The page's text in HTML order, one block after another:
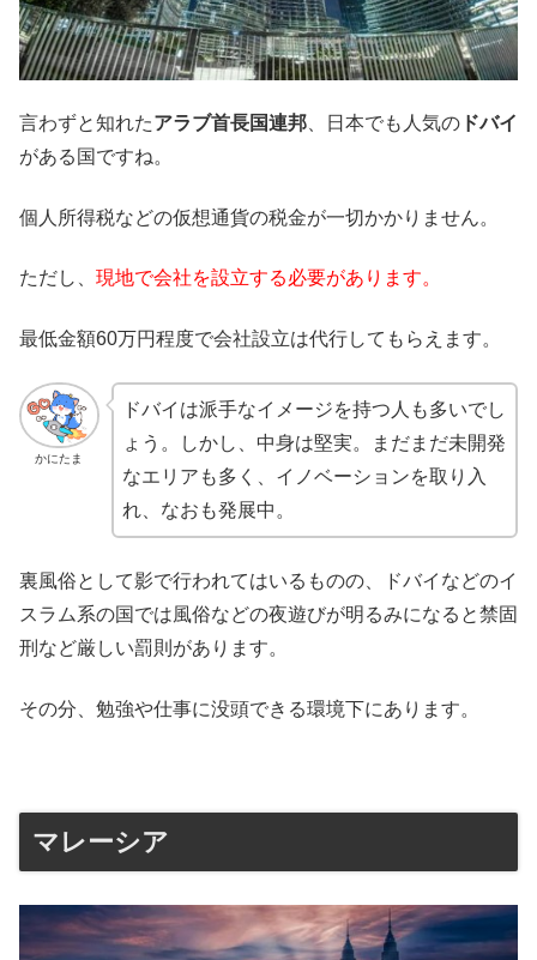
言わずと知れたアラブ首長国連邦 、日本でも人気の ドバイ
がある国ですね。
個人所得税などの仮想通貨の税金が一切かかりません。
ただし、 現地で会社を設立する必要があります。
最低金額60万円程度で会社設立は代行してもらえます。
かにたま
ドバイは派手なイメージを持つ人も多いでし
ょう。しかし、中身は堅実。まだまだ未開発
なエリアも多く、イノベーションを取り入
れ、なおも発展中。
裏風俗として影で行われてはいるものの、ドバイなどのイ
スラム系の国では風俗などの夜遊びが明るみになると禁固
刑など厳しい罰則があります。
その分、勉強や仕事に没頭できる環境下にあります。
マレーシア